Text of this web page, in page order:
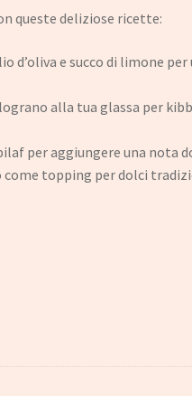
queste deliziose ricette:
d’oliva e succo di limone
alla tua glassa per
per aggiungere una nota
come topping per dolci